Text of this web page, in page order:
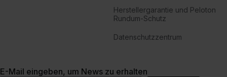
Herstellergarantie und Peloton
Rundum-Schutz
Datenschutzzentrum
E-Mail eingeben, um News zu erhalten